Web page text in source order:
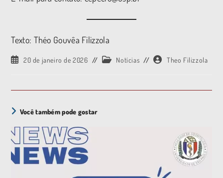
Texto: Théo Gouvêa Filizzola
20 de janeiro de 2026 Notícias Theo Filizzola
Você também pode gostar